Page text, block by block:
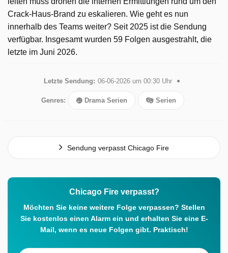
Crack-Haus-Brand zu eskalieren. Wie geht es nun
innerhalb des Teams weiter? Seit 2025 ist die Sendung
verfügbar. Insgesamt wurden 59 Folgen ausgestrahlt, die
letzte im Juni 2026.
Letzte Sendung: 06-06-2026 um 00:30 Uhr
Genres: Drama Serien Serien
Sendung verpasst Chicago Fire
Chicago Fire verpasst?
Möchten Sie keine weitere Folge verpassen? Stellen
Sie kostenlos einen Alarm ein und erhalten Sie eine E-
Mail, wenn es neue Folgen gibt. Praktisch!